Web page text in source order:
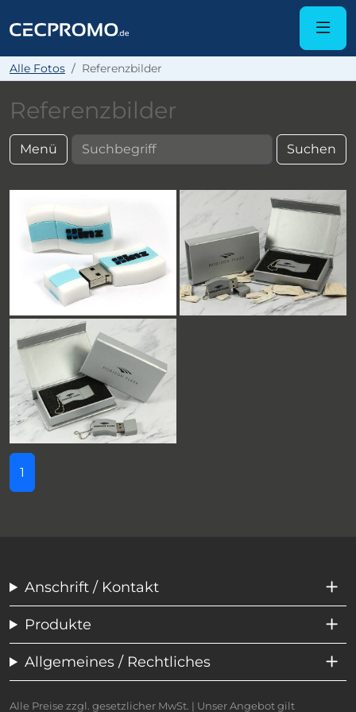
Alle Fotos Referenzbilder
Referenzbilder
Menü Suchen
1
Anschrift / Kontakt
Produkte
Allgemeines / Rechtliches
Alle Preise zzgl. gesetzlicher MwSt. | Unser Angebot gilt